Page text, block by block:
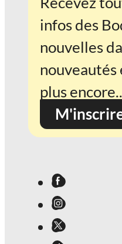
infos des
nouvelles
nouveautés
plus